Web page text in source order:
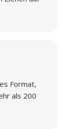
Format,
als 200